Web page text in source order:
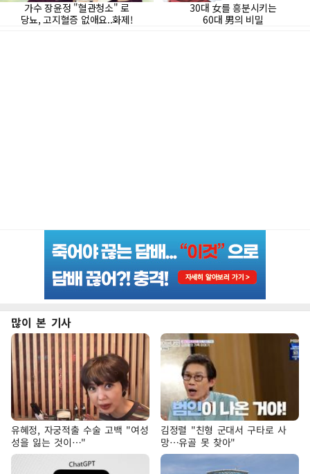
많이 본 기사
유혜정, 자궁적출 수술 고백 "여성
성을 잃는 것이…"
김정렬 "친형 군대서 구타로 사
망…유골 못 찾아"